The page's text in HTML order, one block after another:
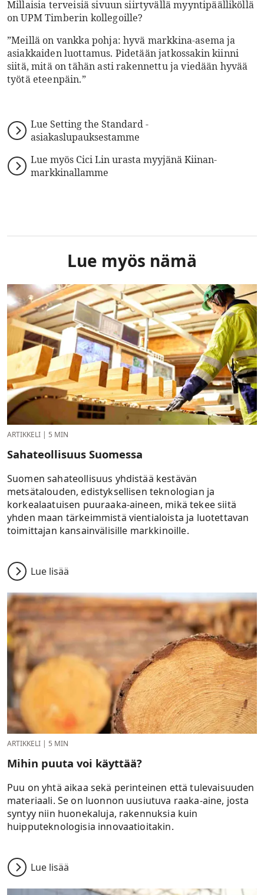
Millaisia terveisiä sivuun siirtyvällä myyntipäälliköllä
on UPM Timberin kollegoille?
”Meillä on vankka pohja: hyvä markkina-asema ja
asiakkaiden luottamus. Pidetään jatkossakin kiinni
siitä, mitä on tähän asti rakennettu ja viedään hyvää
työtä eteenpäin.”
Lue Setting the Standard -
asiakaslupauksestamme
Lue myös Cici Lin urasta myyjänä Kiinan-
markkinallamme
Lue myös nämä
ARTIKKELI | 5 MIN
Sahateollisuus Suomessa
Suomen sahateollisuus yhdistää kestävän
metsätalouden, edistyksellisen teknologian ja
korkealaatuisen puuraaka-aineen, mikä tekee siitä
yhden maan tärkeimmistä vientialoista ja luotettavan
toimittajan kansainvälisille markkinoille.
Lue lisää
ARTIKKELI | 5 MIN
Mihin puuta voi käyttää?
Puu on yhtä aikaa sekä perinteinen että tulevaisuuden
materiaali. Se on luonnon uusiutuva raaka-aine, josta
syntyy niin huonekaluja, rakennuksia kuin
huipputeknologisia innovaatioitakin.
Lue lisää